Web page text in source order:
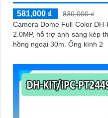
581,000 ₫
830,000 ₫
Camera Dome Full Color
2.0MP, hỗ trợ ánh sáng kép
hồng ngoại 30m. Ống kính 2